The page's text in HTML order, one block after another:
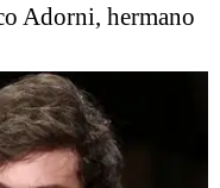
Adorni, hermano